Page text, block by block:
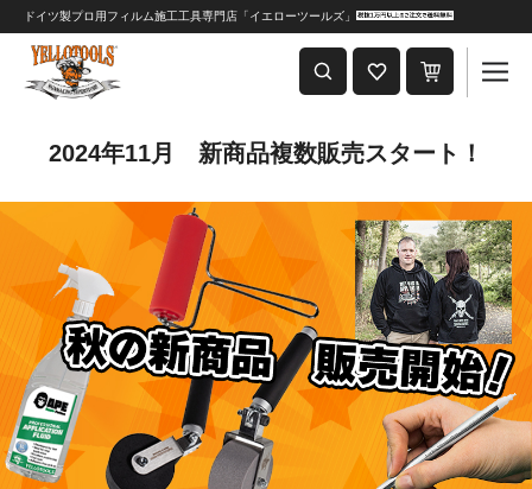
重要なおしらせ
2024年8月1日 価格改定につきまして
ドイツ製プロ用フィルム施工工具専門店「イエローツールズ」
2024年11月 新商品複数販売スタート！